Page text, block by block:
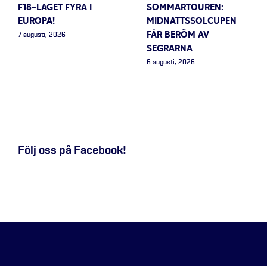
F18-LAGET FYRA I
EUROPA!
7 augusti, 2026
SOMMARTOUREN:
MIDNATTSSOLCUPEN
FÅR BERÖM AV
SEGRARNA
6 augusti, 2026
Följ oss på Facebook!